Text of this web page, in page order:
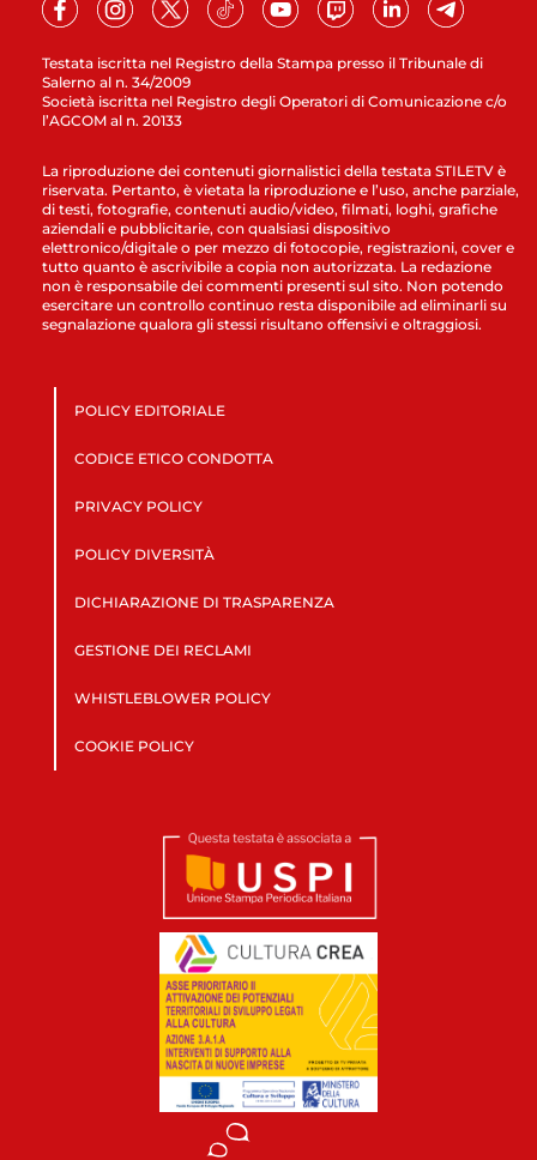
Testata iscritta nel Registro della Stampa presso il Tribunale di
Salerno al n. 34/2009
Società iscritta nel Registro degli Operatori di Comunicazione c/o
l’AGCOM al n. 20133
La riproduzione dei contenuti giornalistici della testata STILETV è
riservata. Pertanto, è vietata la riproduzione e l’uso, anche parziale,
di testi, fotografie, contenuti audio/video, filmati, loghi, grafiche
aziendali e pubblicitarie, con qualsiasi dispositivo
elettronico/digitale o per mezzo di fotocopie, registrazioni, cover e
tutto quanto è ascrivibile a copia non autorizzata. La redazione
non è responsabile dei commenti presenti sul sito. Non potendo
esercitare un controllo continuo resta disponibile ad eliminarli su
segnalazione qualora gli stessi risultano offensivi e oltraggiosi.
POLICY EDITORIALE
CODICE ETICO CONDOTTA
PRIVACY POLICY
POLICY DIVERSITÀ
DICHIARAZIONE DI TRASPARENZA
GESTIONE DEI RECLAMI
WHISTLEBLOWER POLICY
COOKIE POLICY